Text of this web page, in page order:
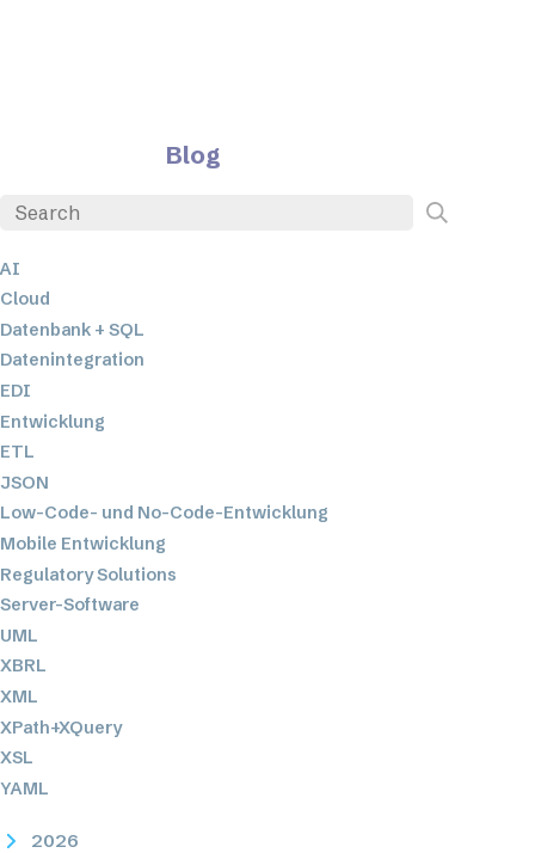
Blog
AI
Cloud
Datenbank + SQL
Datenintegration
EDI
Entwicklung
ETL
JSON
Low-Code- und No-Code-Entwicklung
Mobile Entwicklung
Regulatory Solutions
Server-Software
UML
XBRL
XML
XPath+XQuery
XSL
YAML
2026